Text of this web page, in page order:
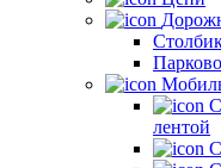
лентой